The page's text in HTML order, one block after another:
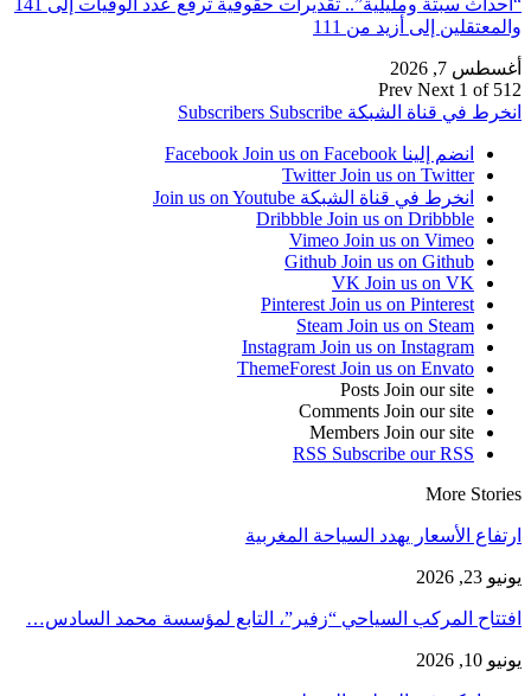
والمعتقلين إلى أزيد من 111
أغسطس 7, 2026
Prev Next 1 of 512
انخرط في قناة الشبكة
Subscribers Subscribe
انضم إلينا Facebook Join us on Facebook
Twitter Join us on Twitter
انخرط في قناة الشبكة Join us on Youtube
Dribbble Join us on Dribbble
Vimeo Join us on Vimeo
Github Join us on Github
VK Join us on VK
Pinterest Join us on Pinterest
Steam Join us on Steam
Instagram Join us on Instagram
ThemeForest Join us on Envato
Posts Join our site
Comments Join our site
Members Join our site
RSS Subscribe our RSS
More Stories
ارتفاع الأسعار يهدد السياحة المغربية
يونيو 23, 2026
افتتاح المركب السياحي “زفير”، التابع لمؤسسة محمد السادس…
يونيو 10, 2026